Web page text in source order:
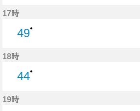
17時
49●
18時
44●
19時